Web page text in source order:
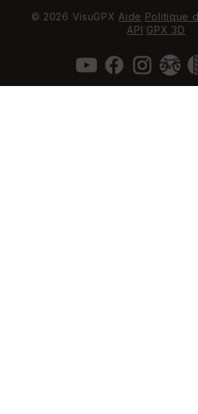
© 2026 VisuGPX Aide Politique
API GPX 3D